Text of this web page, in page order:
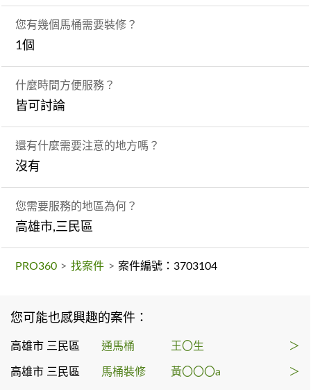
您有幾個馬桶需要裝修？
1個
什麼時間方便服務？
皆可討論
還有什麼需要注意的地方嗎？
沒有
您需要服務的地區為何？
高雄市,三民區
PRO360 > 找案件 > 案件編號：3703104
您可能也感興趣的案件：
高雄市 三民區 通馬桶 王〇生 ＞
高雄市 三民區 馬桶裝修 黃〇〇〇a ＞